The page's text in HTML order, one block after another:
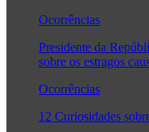
Ocorrências
Presidente da
sobre os estragos
Ocorrências
12 Curiosidades